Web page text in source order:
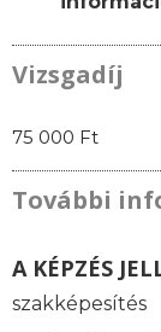
Vizsgadíj
75 000 Ft
További
A KÉPZÉS
szakképesítés